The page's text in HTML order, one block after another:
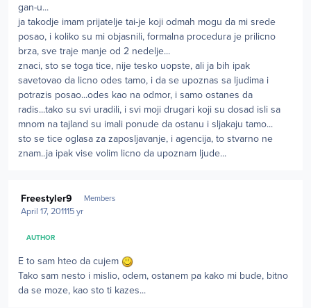
gan-u...
ja takodje imam prijatelje tai-je koji odmah mogu da mi srede
posao, i koliko su mi objasnili, formalna procedura je prilicno
brza, sve traje manje od 2 nedelje...
znaci, sto se toga tice, nije tesko uopste, ali ja bih ipak
savetovao da licno odes tamo, i da se upoznas sa ljudima i
potrazis posao...odes kao na odmor, i samo ostanes da
radis...tako su svi uradili, i svi moji drugari koji su dosad isli sa
mnom na tajland su imali ponude da ostanu i sljakaju tamo...
sto se tice oglasa za zaposljavanje, i agencija, to stvarno ne
znam..ja ipak vise volim licno da upoznam ljude...
Freestyler9 Members
April 17, 201115 yr
AUTHOR
E to sam hteo da cujem
Tako sam nesto i mislio, odem, ostanem pa kako mi bude, bitno
da se moze, kao sto ti kazes...